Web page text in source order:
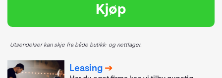
Kjøp
Utsendelser kan skje fra både butikk- og nettlager.
Leasing